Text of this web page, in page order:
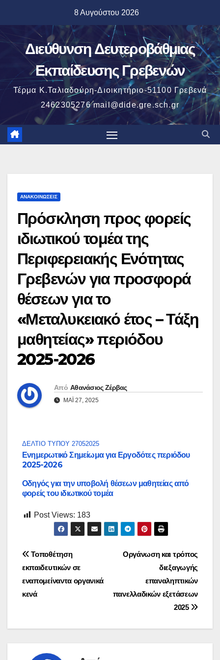
περιεχόμενο
8 Αυγούστου 2026
Διεύθυνση Δευτεροβάθμιας
Εκπαίδευσης Γρεβενών
Τέρμα Κ.Ταλιαδούρη-Διοικητήριο-51100 Γρεβενά
2462305276 mail@dide.gre.sch.gr
ΑΝΑΚΟΙΝΏΣΕΙΣ
Πρόσκληση προς φορείς
ιδιωτικού τομέα της
Περιφερειακής Ενότητας
Γρεβενών για προσφορά
θέσεων για το
«Μεταλυκειακό έτος – Τάξη
μαθητείας» περιόδου
2025-2026
Από Αθανάσιος Ζέρβας
ΜΆΙ 27, 2025
ΔΕΛΤΙΟ ΤΥΠΟΥ 27052025
Ενημερωτικό Σημείωμα για Εργοδότες περιόδου
2025-2026
Οδηγός για την υποβολή θέσεων μαθητείας από
φορείς του ιδιωτικού τομέα
Post Views: 183
Πλοήγηση
άρθρων
Οργάνωση και τρόπος
διεξαγωγής
επαναληπτικών
πανελλαδικών εξετάσεων
2025
Τοποθέτηση
εκπαιδευτικών σε
εναπομείναντα οργανικά
κενά